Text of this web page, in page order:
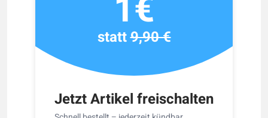
Jetzt Artikel freischalten
statt9,90 €